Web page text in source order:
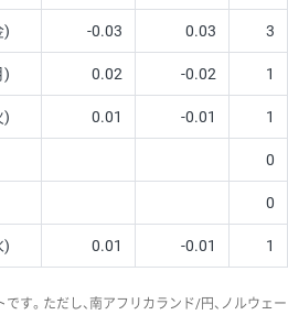
) -0.03 0.03 3
) 0.02 -0.02 1
) 0.01 -0.01 1
0
0
) 0.01 -0.01 1
す。ただし、南アフリカランド/円、ノルウェー